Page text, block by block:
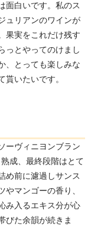
面白いです。私のス
ュリアンのワインが
果実をこれだけ残す
っとやってのけまし
、とっても楽しみな
いたいです。
ーヴィニヨンブラン
成、最終段階はとて
め前に濾過しサンス
マンゴーの香り、
み入るエキス分が心
びた余韻が続きま